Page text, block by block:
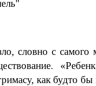
словно с
как будто